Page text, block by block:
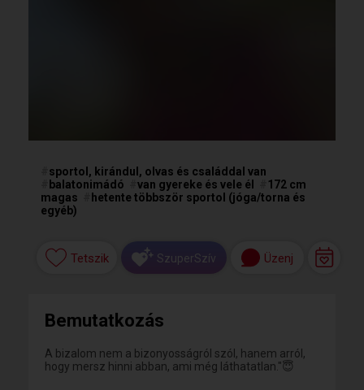
sportol, kirándul, olvas és családdal van
balatonimádó van gyereke és vele él
172 cm
magas
hetente többször sportol (jóga/torna és
egyéb)
Tetszik SzuperSzív Üzenj
Bemutatkozás
A bizalom nem a bizonyosságról szól, hanem arról,
hogy mersz hinni abban, ami még láthatatlan."😇